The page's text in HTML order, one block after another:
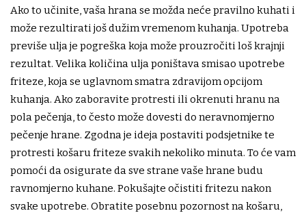
Ako to učinite, vaša hrana se možda neće pravilno kuhati i
može rezultirati još dužim vremenom kuhanja. Upotreba
previše ulja je pogreška koja može prouzročiti loš krajnji
rezultat. Velika količina ulja poništava smisao upotrebe
friteze, koja se uglavnom smatra zdravijom opcijom
kuhanja. Ako zaboravite protresti ili okrenuti hranu na
pola pečenja, to često može dovesti do neravnomjerno
pečenje hrane. Zgodna je ideja postaviti podsjetnike te
protresti košaru friteze svakih nekoliko minuta. To će vam
pomoći da osigurate da sve strane vaše hrane budu
ravnomjerno kuhane. Pokušajte očistiti fritezu nakon
svake upotrebe. Obratite posebnu pozornost na košaru,